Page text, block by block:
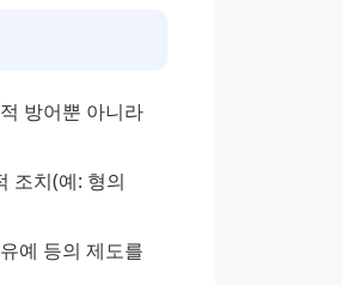
방어뿐 아니라
조치(예: 형의
예 등의 제도를